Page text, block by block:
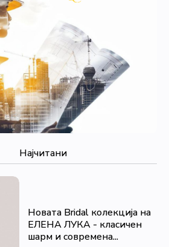
Најчитани
Новата Bridal колекција на
ЕЛЕНА ЛУКА - класичен
шарм и современа...